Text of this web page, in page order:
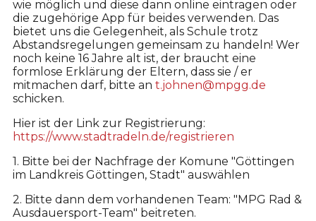
wie möglich und diese dann online eintragen oder
die zugehörige App für beides verwenden. Das
bietet uns die Gelegenheit, als Schule trotz
Abstandsregelungen gemeinsam zu handeln! Wer
noch keine 16 Jahre alt ist, der braucht eine
formlose Erklärung der Eltern, dass sie / er
mitmachen darf, bitte an t.johnen@mpgg.de
schicken.
Hier ist der Link zur Registrierung:
https://www.stadtradeln.de/registrieren
1. Bitte bei der Nachfrage der Komune "Göttingen
im Landkreis Göttingen, Stadt" auswählen
2. Bitte dann dem vorhandenen Team: "MPG Rad &
Ausdauersport-Team" beitreten.